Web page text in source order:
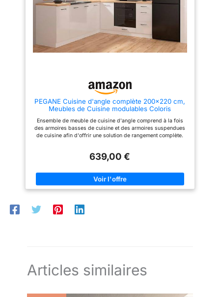
Appareils électroménagers non
électroménagers non inclus
PEGANE Cuisine d'angle complète 200x220 cm,
Meubles de Cuisine modulables Coloris
Ensemble de meuble de cuisine d'angle comprend à la fois
des armoires basses de cuisine et des armoires suspendues
de cuisine afin d'offrir une solution de rangement complète.
angle gauche ou droit, selon vos besoins et la configuration de
Hauteur 85,7 cm Dimension des meubles hauts : Profondeur
30,5 x Hauteur 57,5 cm Couleur : Blanc/Craie brillant Poids :
135 kg Accessoires : charnières Hettich, poignée en plastique,
639,00 €
Articles similaires